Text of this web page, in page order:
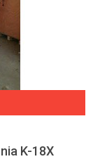
K-18X